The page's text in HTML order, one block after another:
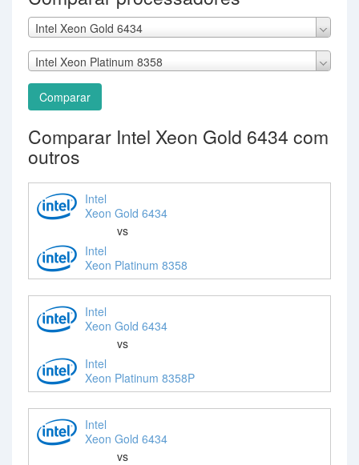
Intel Xeon Gold 6434
Intel Xeon Platinum 8358
Comparar
Comparar Intel Xeon Gold 6434 com
outros
Intel
Xeon Gold 6434
vs
Intel
Xeon Platinum 8358
Intel
Xeon Gold 6434
vs
Intel
Xeon Platinum 8358P
Intel
Xeon Gold 6434
vs